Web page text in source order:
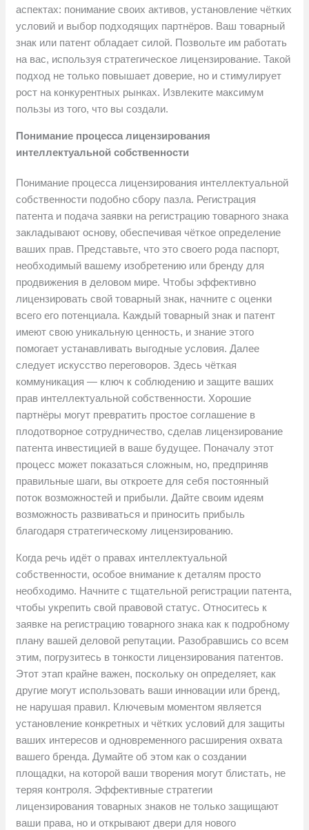
аспектах: понимание своих активов, установление чётких
условий и выбор подходящих партнёров. Ваш товарный
знак или патент обладает силой. Позвольте им работать
на вас, используя стратегическое лицензирование. Такой
подход не только повышает доверие, но и стимулирует
рост на конкурентных рынках. Извлеките максимум
пользы из того, что вы создали.
Понимание процесса лицензирования
интеллектуальной собственности
Понимание процесса лицензирования интеллектуальной
собственности подобно сбору пазла. Регистрация
патента и подача заявки на регистрацию товарного знака
закладывают основу, обеспечивая чёткое определение
ваших прав. Представьте, что это своего рода паспорт,
необходимый вашему изобретению или бренду для
продвижения в деловом мире. Чтобы эффективно
лицензировать свой товарный знак, начните с оценки
всего его потенциала. Каждый товарный знак и патент
имеют свою уникальную ценность, и знание этого
помогает устанавливать выгодные условия. Далее
следует искусство переговоров. Здесь чёткая
коммуникация — ключ к соблюдению и защите ваших
прав интеллектуальной собственности. Хорошие
партнёры могут превратить простое соглашение в
плодотворное сотрудничество, сделав лицензирование
патента инвестицией в ваше будущее. Поначалу этот
процесс может показаться сложным, но, предприняв
правильные шаги, вы откроете для себя постоянный
поток возможностей и прибыли. Дайте своим идеям
возможность развиваться и приносить прибыль
благодаря стратегическому лицензированию.
Когда речь идёт о правах интеллектуальной
собственности, особое внимание к деталям просто
необходимо. Начните с тщательной регистрации патента,
чтобы укрепить свой правовой статус. Относитесь к
заявке на регистрацию товарного знака как к подробному
плану вашей деловой репутации. Разобравшись со всем
этим, погрузитесь в тонкости лицензирования патентов.
Этот этап крайне важен, поскольку он определяет, как
другие могут использовать ваши инновации или бренд,
не нарушая правил. Ключевым моментом является
установление конкретных и чётких условий для защиты
ваших интересов и одновременного расширения охвата
вашего бренда. Думайте об этом как о создании
площадки, на которой ваши творения могут блистать, не
теряя контроля. Эффективные стратегии
лицензирования товарных знаков не только защищают
ваши права, но и открывают двери для нового